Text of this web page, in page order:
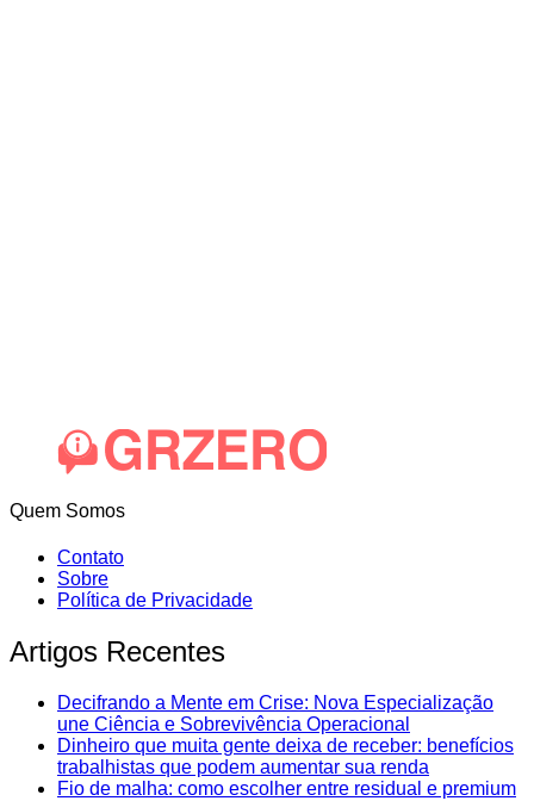
Quem Somos
Contato
Sobre
Política de Privacidade
Artigos Recentes
Decifrando a Mente em Crise: Nova Especialização
une Ciência e Sobrevivência Operacional
Dinheiro que muita gente deixa de receber: benefícios
trabalhistas que podem aumentar sua renda
Fio de malha: como escolher entre residual e premium